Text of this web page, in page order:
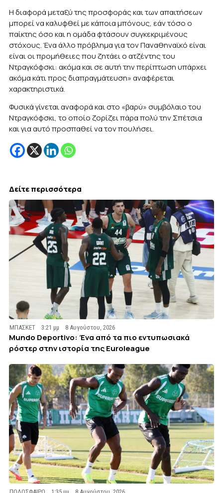
Η διαφορά μεταξύ της προσφοράς και των απαιτήσεων
μπορεί να καλυφθεί με κάποια μπόνους, εάν τόσο ο
παίκτης όσο και η ομάδα φτάσουν συγκεκριμένους
στόχους. Ένα άλλο πρόβλημα για τον Παναθηναϊκό είναι
είναι οι προμήθειες που ζητάει ο ατζέντης του
Ντραγκόφσκι: ακόμα και σε αυτή την περίπτωση υπάρχει
ακόμα κάτι προς διαπραγμάτευση» αναφέρεται
χαρακτηριστικά.
Φυσικά γίνεται αναφορά και στο «βαρύ» συμβόλαιο του
Ντραγκόφσκι, το οποίο ζορίζει πάρα πολύ την Σπέτσια
και για αυτό προσπαθεί να τον πουλήσει.
Δείτε περισσότερα
ΜΠΑΣΚΕΤ 3:21 μμ 8 Αυγούστου, 2026
Mundo Deportivo: Ένα από τα πιο εντυπωσιακά
ρόστερ στην ιστορία της Euroleague